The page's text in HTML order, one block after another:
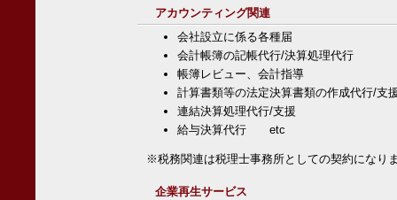
アカウンティング関連
会社設立に係る各種届
会計帳簿の記帳代行/決算処理代行
帳簿レビュー、会計指導
計算書類等の法定決算書類の作成代行/支
連結決算処理代行/支援
給与決算代行 etc
※税務関連は税理士事務所としての契約になり
企業再生サービス